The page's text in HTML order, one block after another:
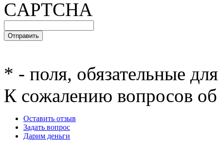
* - поля, обязательные
К сожалению вопросов об
Оставить отзыв
Задать вопрос
Дарим деньги